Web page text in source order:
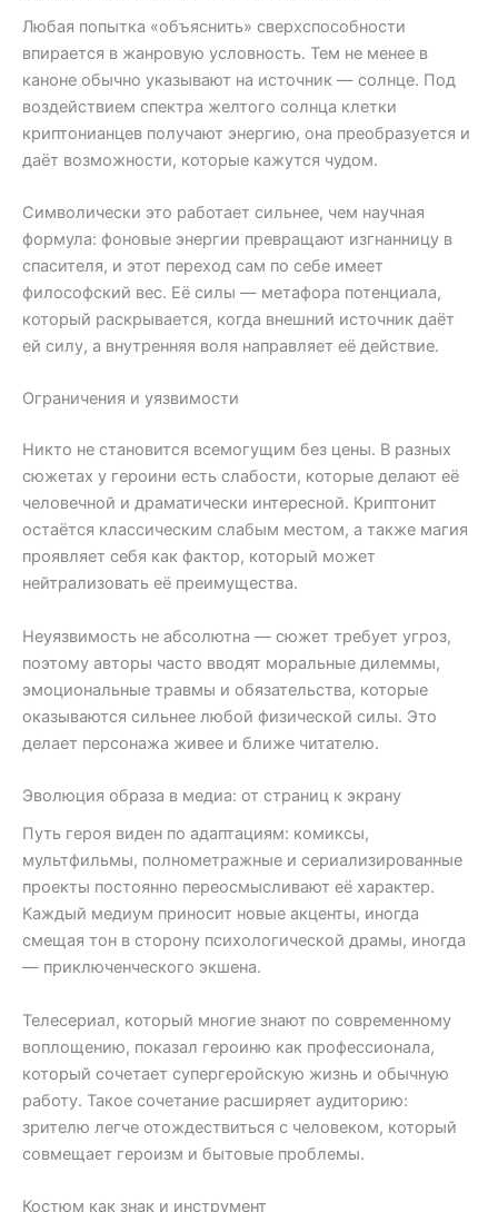
Любая попытка «объяснить» сверхспособности
впирается в жанровую условность. Тем не менее в
каноне обычно указывают на источник — солнце. Под
воздействием спектра желтого солнца клетки
криптонианцев получают энергию, она преобразуется и
даёт возможности, которые кажутся чудом.
Символически это работает сильнее, чем научная
формула: фоновые энергии превращают изгнанницу в
спасителя, и этот переход сам по себе имеет
философский вес. Её силы — метафора потенциала,
который раскрывается, когда внешний источник даёт
ей силу, а внутренняя воля направляет её действие.
Ограничения и уязвимости
Никто не становится всемогущим без цены. В разных
сюжетах у героини есть слабости, которые делают её
человечной и драматически интересной. Криптонит
остаётся классическим слабым местом, а также магия
проявляет себя как фактор, который может
нейтрализовать её преимущества.
Неуязвимость не абсолютна — сюжет требует угроз,
поэтому авторы часто вводят моральные дилеммы,
эмоциональные травмы и обязательства, которые
оказываются сильнее любой физической силы. Это
делает персонажа живее и ближе читателю.
Эволюция образа в медиа: от страниц к экрану
Путь героя виден по адаптациям: комиксы,
мультфильмы, полнометражные и сериализированные
проекты постоянно переосмысливают её характер.
Каждый медиум приносит новые акценты, иногда
смещая тон в сторону психологической драмы, иногда
— приключенческого экшена.
Телесериал, который многие знают по современному
воплощению, показал героиню как профессионала,
который сочетает супергеройскую жизнь и обычную
работу. Такое сочетание расширяет аудиторию:
зрителю легче отождествиться с человеком, который
совмещает героизм и бытовые проблемы.
Костюм как знак и инструмент